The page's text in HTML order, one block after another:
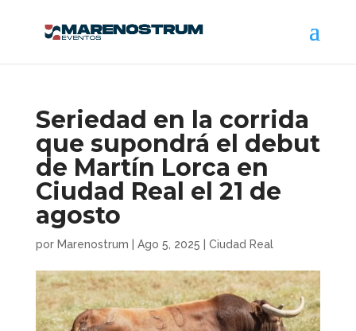
Seriedad en la corrida
que supondrá el debut
de Martín Lorca en
Ciudad Real el 21 de
agosto
por Marenostrum Ago 5, 2025 Ciudad Real